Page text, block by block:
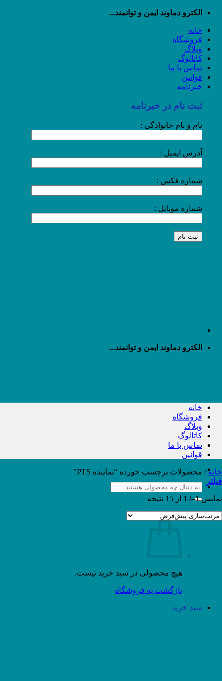
پرش
محتوا
الکترو دماوند ایمن و توانمند...
خانه
فروشگاه
وبلاگ
کاتالوگ
تماس با ما
قوانین
خبرنامه
ثبت نام در خبرنامه
نام و نام خانوادگی :
آدرس ایمیل :
شماره فکس :
شماره موبایل :
الکترو دماوند ایمن و توانمند...
جستجو
برای:
سبد خرید /۰ تومان
هیچ محصولی در سبد خرید نیست.
بازگشت به فروشگاه
سبد خرید
خانه
فروشگاه
وبلاگ
کاتالوگ
تماس با ما
قوانین
خانه / محصولات برچسب خورده “نماینده PTS”
فیلتر
نمایش 1–12 از 15 نتیجه